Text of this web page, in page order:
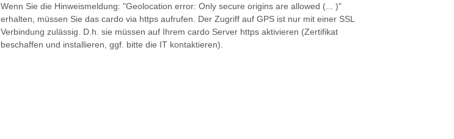
Wenn Sie die Hinweismeldung: "Geolocation error: Only secure origins are allowed (... )"
erhalten, müssen Sie das cardo via https aufrufen. Der Zugriff auf GPS ist nur mit einer SSL
Verbindung zulässig. D.h. sie müssen auf Ihrem cardo Server https aktivieren (Zertifikat
beschaffen und installieren, ggf. bitte die IT kontaktieren).